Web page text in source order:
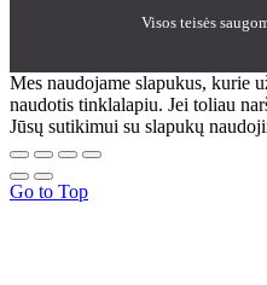
Visos teisės
Mes naudojame slapukus, kurie
naudotis tinklalapiu. Jei toliau
Jūsų sutikimui su slapukų
Go to Top